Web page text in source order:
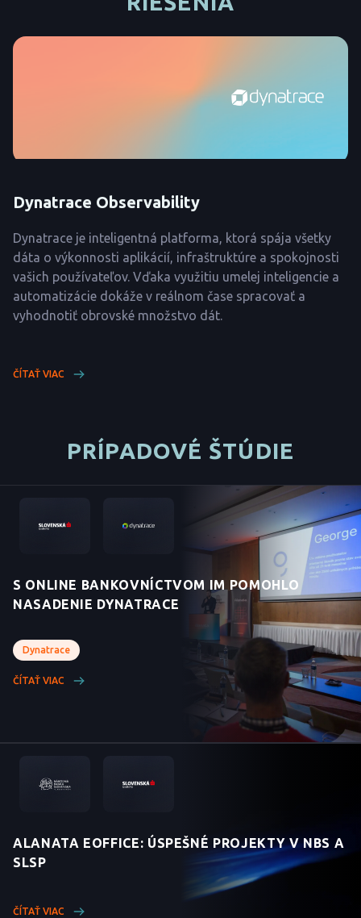
Dynatrace Observability
Dynatrace je inteligentná platforma, ktorá spája všetky
dáta o výkonnosti aplikácií, infraštruktúre a spokojnosti
vašich používateľov. Vďaka využitiu umelej inteligencie a
automatizácie dokáže v reálnom čase spracovať a
vyhodnotiť obrovské množstvo dát.
ČÍTAŤ VIAC
PRÍPADOVÉ ŠTÚDIE
S ONLINE BANKOVNÍCTVOM IM POMOHLO
NASADENIE DYNATRACE
Dynatrace
ČÍTAŤ VIAC
ALANATA EOFFICE: ÚSPEŠNÉ PROJEKTY V NBS A
SLSP
ČÍTAŤ VIAC